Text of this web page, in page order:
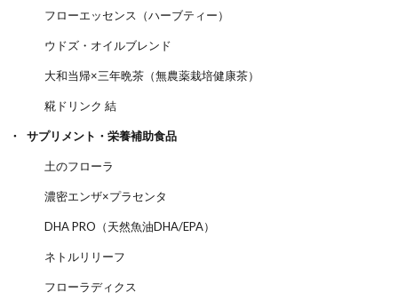
フローエッセンス（ハーブティー）
ウドズ・オイルブレンド
大和当帰×三年晩茶（無農薬栽培健康茶）
糀ドリンク 結
サプリメント・栄養補助食品
土のフローラ
濃密エンザ×プラセンタ
DHA PRO（天然魚油DHA/EPA）
ネトルリリーフ
フローラディクス